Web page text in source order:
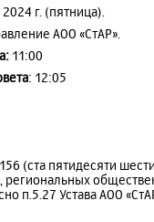
г. (пятница).
АОО «СтАР».
11:00
: 12:05
(ста пятидесяти
региональных
п.5.27 Устава АОО